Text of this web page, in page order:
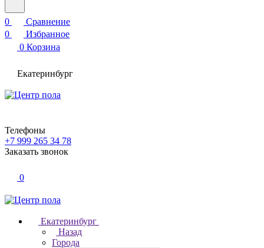
0
Сравнение
0
Избранное
0 Корзина
Екатеринбург
Телефоны
+7 999 265 34 78
Заказать звонок
0
Екатеринбург
Назад
Города